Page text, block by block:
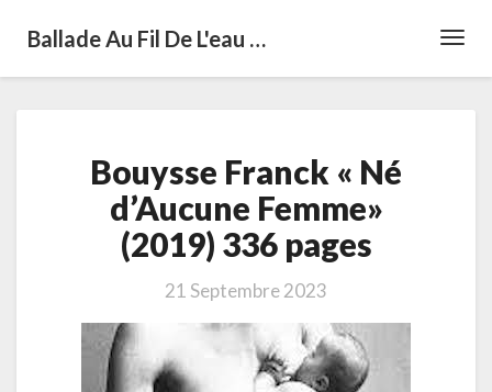
Ballade Au Fil De L'eau …
Franck «
Né
d’Aucune
Femme»
(2019)
336
Bouysse Franck « Né
d’Aucune Femme»
(2019) 336 pages
21 Septembre 2023